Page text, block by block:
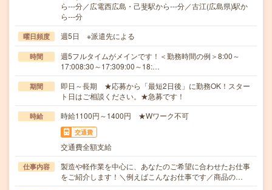
ら---分／広電西広島・己斐駅から---分／古江(広島県)駅か
ら---分
曜日頻度 週5日 ※派遣先による
時間
週5フルタイムがメインです！＜勤務時間の例＞8:00～
17:008:30～17:309:00～18:…
期間
即日～長期 ★応募から「最短2日後」に勤務OK！スター
ト日はご相談ください。★急募です！
時給 時給1100円～1400円 ★Wワーク不可
交通費
交通費全額支給
仕事内容
製造や軽作業を中心に、あなたのご希望に合わせたお仕事
をご紹介します！＼例えばこんなお仕事です／商品の…